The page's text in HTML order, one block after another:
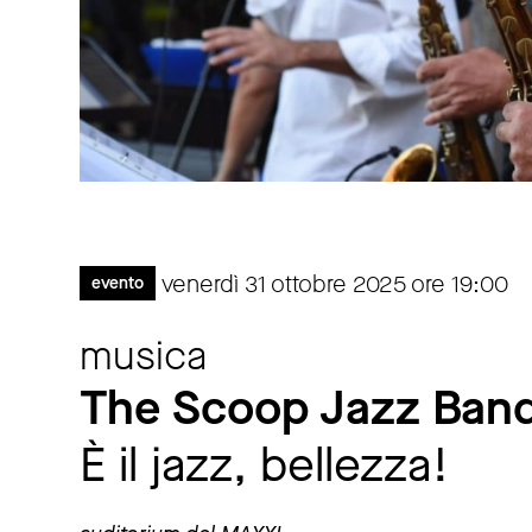
evento venerdì 31 ottobre 2025 ore 19:00
musica
The Scoop Jazz
È il jazz, bellezza!